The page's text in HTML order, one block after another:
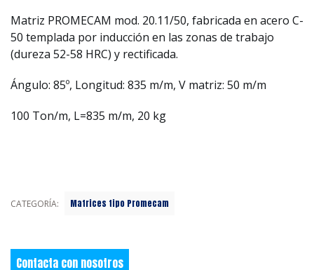
Matriz PROMECAM mod. 20.11/50, fabricada en acero C-
50 templada por inducción en las zonas de trabajo
(dureza 52-58 HRC) y rectificada.
Ángulo: 85º, Longitud: 835 m/m, V matriz: 50 m/m
100 Ton/m, L=835 m/m, 20 kg
CATEGORÍA: Matrices tipo Promecam
Contacta con nosotros